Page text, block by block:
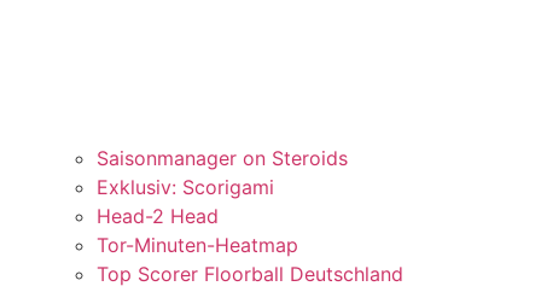
Saisonmanager on Steroids
Exklusiv: Scorigami
Head-2 Head
Tor-Minuten-Heatmap
Top Scorer Floorball Deutschland